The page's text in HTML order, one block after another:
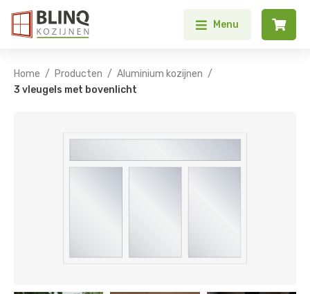
Menu 
Home / Producten / Aluminium kozijnen /
3 vleugels met bovenlicht